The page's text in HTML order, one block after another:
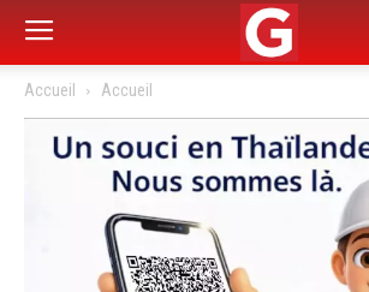
Accueil Accueil